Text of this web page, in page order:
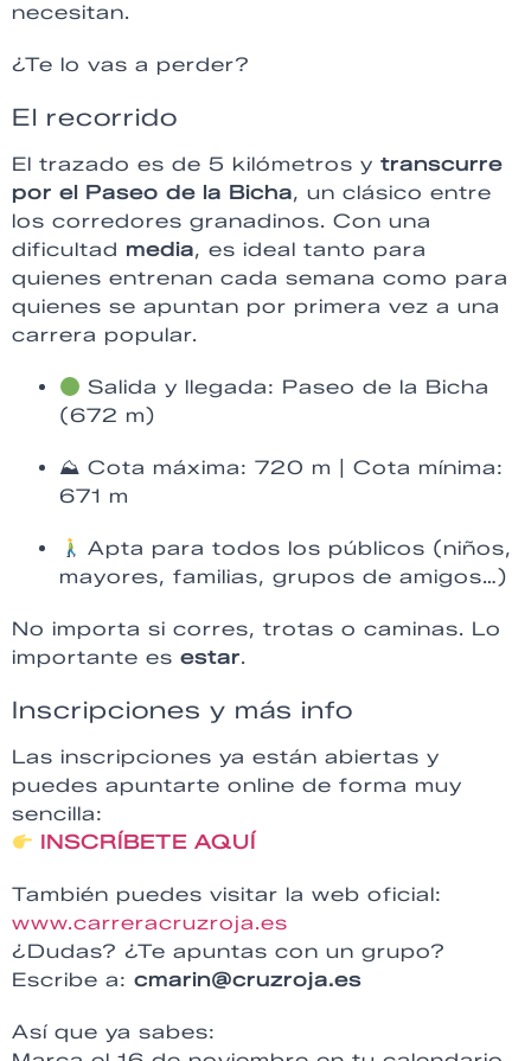
necesitan.
¿Te lo vas a perder?
El recorrido
El trazado es de 5 kilómetros y transcurre
por el Paseo de la Bicha, un clásico entre
los corredores granadinos. Con una
dificultad media, es ideal tanto para
quienes entrenan cada semana como para
quienes se apuntan por primera vez a una
carrera popular.
Salida y llegada: Paseo de la Bicha
(672 m)
⛰ Cota máxima: 720 m | Cota mínima:
671 m
Apta para todos los públicos (niños,
mayores, familias, grupos de amigos…)
No importa si corres, trotas o caminas. Lo
importante es estar.
Inscripciones y más info
Las inscripciones ya están abiertas y
puedes apuntarte online de forma muy
sencilla:
INSCRÍBETE AQUÍ
También puedes visitar la web oficial:
www.carreracruzroja.es
¿Dudas? ¿Te apuntas con un grupo?
Escribe a: cmarin@cruzroja.es
Así que ya sabes: